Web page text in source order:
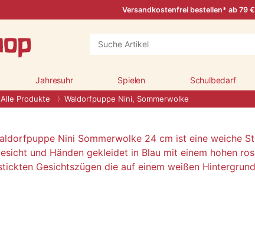
Versandkostenfrei bestellen* ab 79 €
Jahresuhr Spielen Schulbedarf
Alle Produkte Waldorfpuppe Nini, Sommerwolke